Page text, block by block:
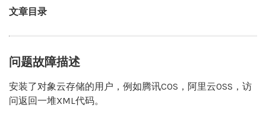
文章目录
问题故障描述
安装了对象云存储的用户，例如腾讯COS，阿里云OSS，访
问返回一堆XML代码。